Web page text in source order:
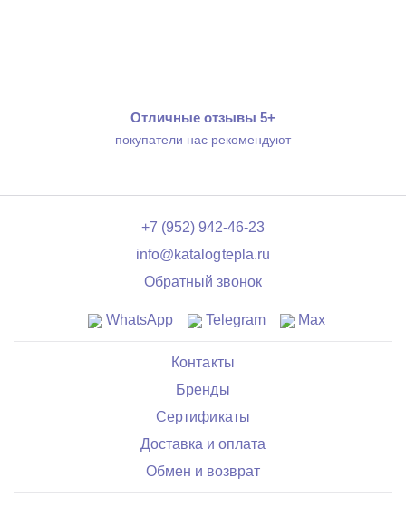
Отличные отзывы 5+
покупатели нас рекомендуют
+7 (952) 942-46-23
info@katalogtepla.ru
Обратный звонок
WhatsApp Telegram Max
Контакты
Бренды
Сертификаты
Доставка и оплата
Обмен и возврат